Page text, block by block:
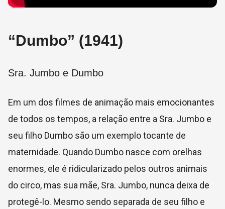
“Dumbo” (1941)
Sra. Jumbo e Dumbo
Em um dos filmes de animação mais emocionantes
de todos os tempos, a relação entre a Sra. Jumbo e
seu filho Dumbo são um exemplo tocante de
maternidade. Quando Dumbo nasce com orelhas
enormes, ele é ridicularizado pelos outros animais
do circo, mas sua mãe, Sra. Jumbo, nunca deixa de
protegê-lo. Mesmo sendo separada de seu filho e